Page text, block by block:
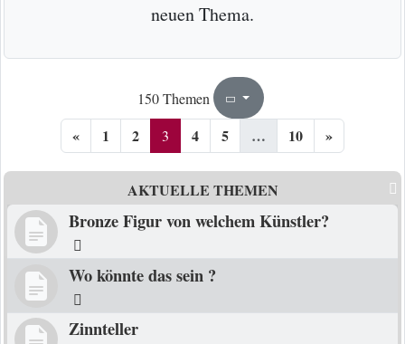
neuen Thema.
150 Themen Seite3
« 1 2 3 4 5 … 10 »
AKTUELLE THEMEN
Bronze Figur von welchem Künstler?
Wo könnte das sein ?
Zinnteller